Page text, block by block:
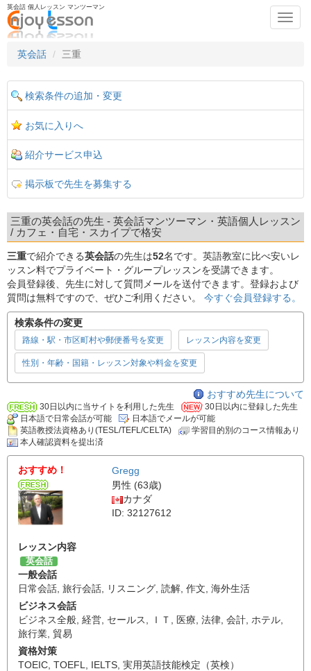
英会話 個人レッスン マンツーマン
英会話
三重
検索条件の追加・変更
お気に入りへ
紹介サービス申込
掲示板で先生を募集する
三重の英会話の先生 - 英会話マンツーマン・英語個人レッスン
/ カフェ・自宅・スカイプで格安
三重で紹介できる英会話の先生は52名です。英語教室に比べ安いレ
ッスン料でプライベート・グループレッスンを受講できます。
会員登録後、先生に対して質問メールを送付できます。登録および
質問は無料ですので、ぜひご利用ください。 今すぐ会員登録する。
検索条件の変更
路線・駅・市区町村や郵便番号を変更 レッスン内容を変更
性別・年齢・国籍・レッスン対象や料金を変更
おすすめ先生について
30日以内に当サイトを利用した先生
30日以内に登録した先生
日本語で日常会話が可能
日本語でメールが可能
英語教授法資格あり(TESL/TEFL/CELTA)
学習目的別のコース情報あり
本人確認資料を提出済
おすすめ！
Gregg
男性 (63歳)
カナダ
ID: 32127612
レッスン内容
英会話
一般会話
日常会話 旅行会話 リスニング 読解 作文 海外生活
ビジネス会話
ビジネス全般 経営 セールス ＩＴ 医療 法律 会計 ホテル
旅行業 貿易
資格対策
TOEIC TOEFL IELTS 実用英語技能検定（英検）